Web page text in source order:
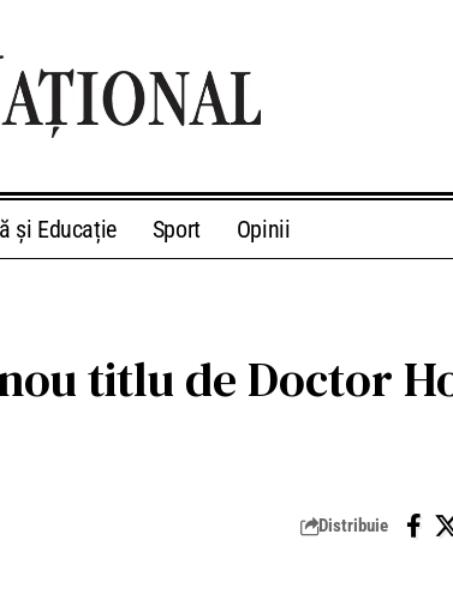
și Educație Sport Opinii
titlu de Doctor
Distribuie